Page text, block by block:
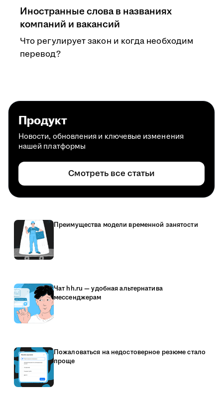
Иностранные слова в названиях
компаний и вакансий
Что регулирует закон и когда необходим
перевод?
Продукт
Новости, обновления и ключевые изменения
нашей платформы
Смотреть все статьи
Преимущества модели временной занятости
Чат hh.ru — удобная альтернатива
мессенджерам
Пожаловаться на недостоверное резюме стало
проще